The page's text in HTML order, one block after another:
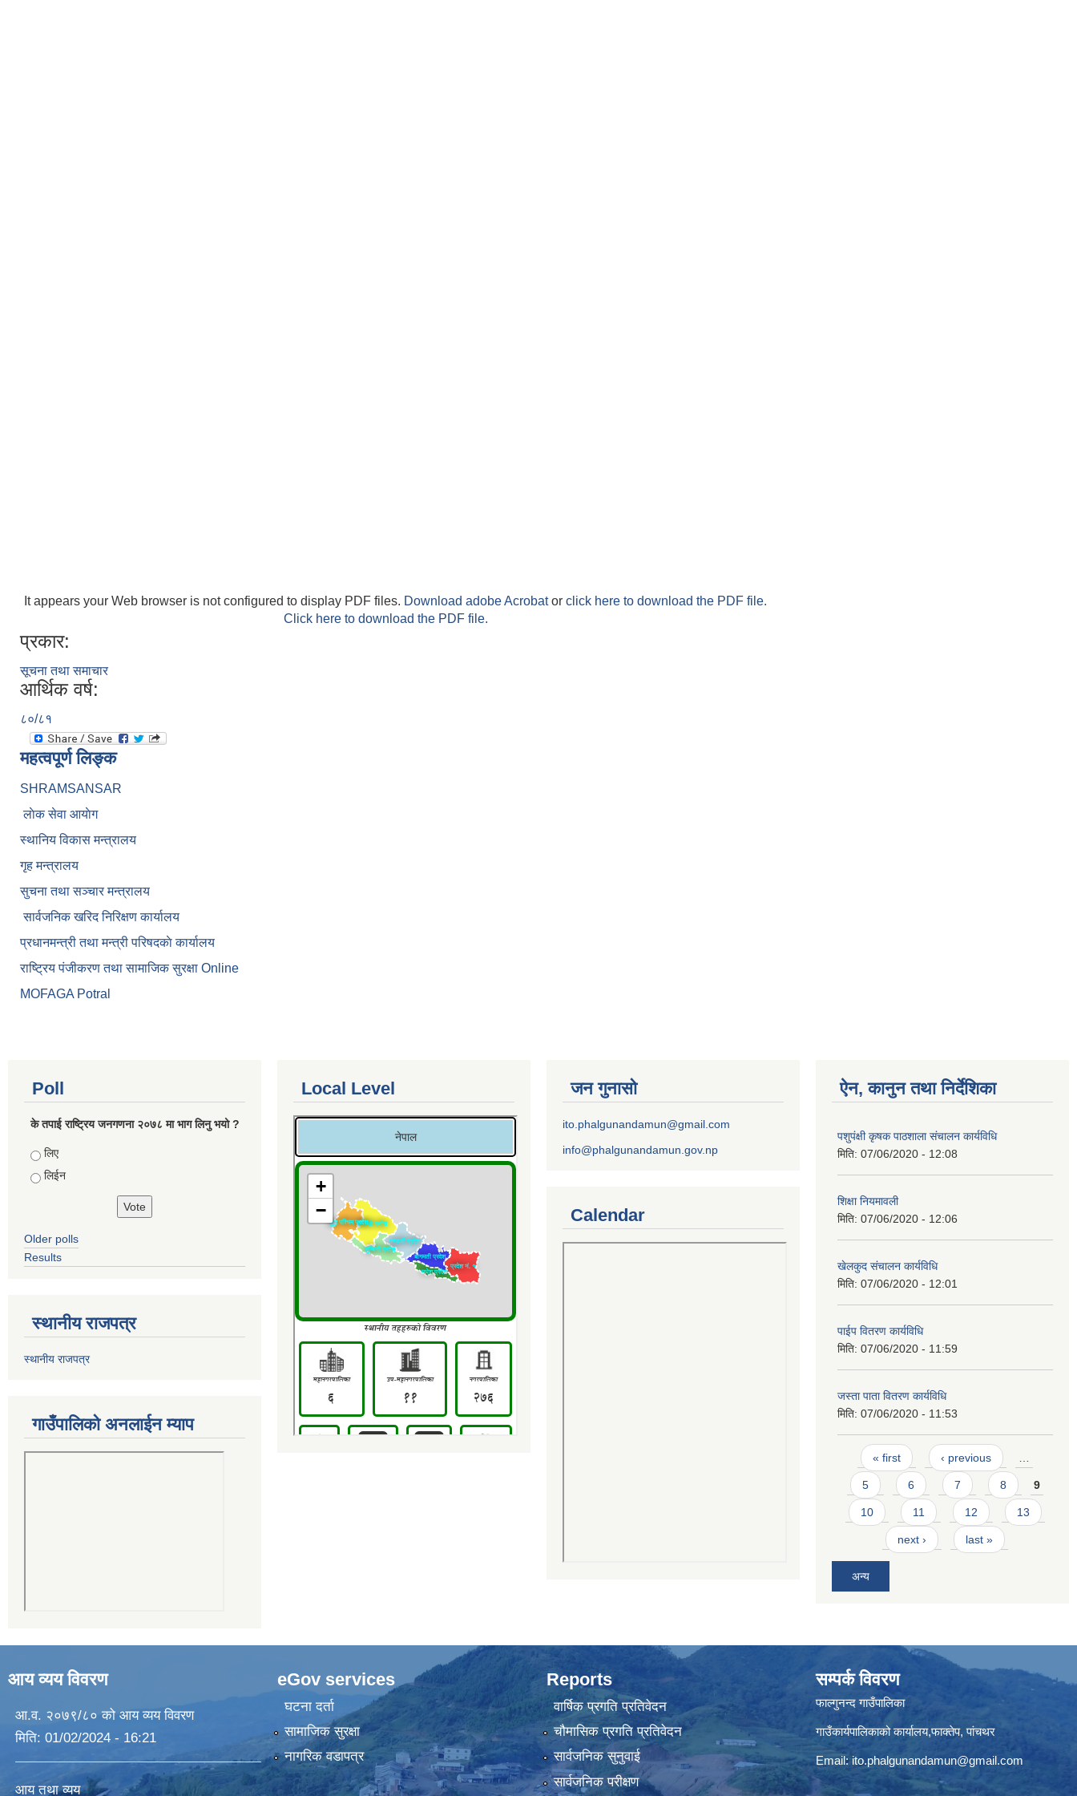
It appears your Web browser is not configured to display PDF files. Download adobe Acrobator click here to download the PDF file.
Click here to download the PDF file.
प्रकार:
सूचना तथा समाचार
आर्थिक वर्ष:
८०/८१
महत्वपूर्ण लिङ्क
SHRAMSANSAR
लाेक सेवा आयाेग
स्थानिय विकास मन्त्रालय
गृह मन्त्रालय
सुचना तथा सञ्चार मन्त्रालय
सार्वजनिक खरिद निरिक्षण कार्यालय
प्रधानमन्त्री तथा मन्त्री परिषदकाे कार्यालय
राष्ट्रिय पंजीकरण तथा सामाजिक सुरक्षा Online
MOFAGA Potral
Poll
के तपाई राष्ट्रिय जनगणना २०७८ मा भाग लिनु भयो ?
Choices
लिए
लिईन
Older polls
Results
स्थानीय राजपत्र
स्थानीय राजपत्र
गाउँपालिको अनलाईन म्याप
Local Level जन गुनासो
ito.phalgunandamun@gmail.com
info@phalgunandamun.gov.np
Calendar
ऐन, कानुन तथा निर्देशिका
पशुपंक्षी कृषक पाठशाला संचालन कार्यविधि
मिति: 07/06/2020 - 12:08
शिक्षा नियमावली
मिति: 07/06/2020 - 12:06
खेलकुद संचालन कार्यविधि
मिति: 07/06/2020 - 12:01
पाईप वितरण कार्यविधि
मिति: 07/06/2020 - 11:59
जस्ता पाता वितरण कार्यविधि
मिति: 07/06/2020 - 11:53
Pages
« first ‹ previous
5 6 7 8 9
10 11 12 13
next › last »
अन्य
आय व्यय विवरण
आ.व. २०७९/८० को आय व्यय विवरण
मिति: 01/02/2024 - 16:21
आय तथा व्यय
eGov services
घटना दर्ता
सामाजिक सुरक्षा
नागरिक वडापत्र
Reports
वार्षिक प्रगति प्रतिवेदन
चौमासिक प्रगति प्रतिवेदन
सार्वजनिक सुनुवाई
सार्वजनिक परीक्षण
सम्पर्क विवरण
फाल्गुनन्द गाउँपालिका
गाउँकार्यपालिकाको कार्यालय,फाक्तेप, पांचथर
Email: ito.phalgunandamun@gmail.com